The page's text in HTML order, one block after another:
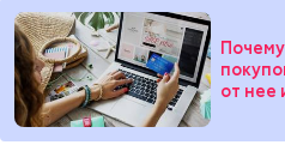
от нее
банковские вклады — от
Новым клиентам за счет
11–13 процентов дохода,